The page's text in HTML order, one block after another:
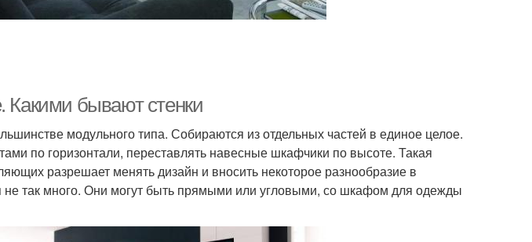
Какими бывают стенки
модульного типа. Собираются из отдельных частей в единое целое.
по горизонтали, переставлять навесные шкафчики по высоте. Такая
разрешает менять дизайн и вносить некоторое разнообразие в
не так много. Они могут быть прямыми или угловыми, со шкафом для одежды